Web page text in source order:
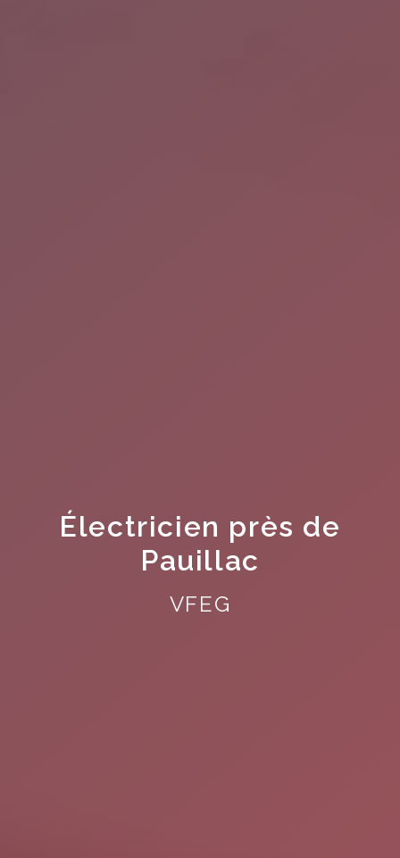
Électricien près de
Pauillac
VFEG